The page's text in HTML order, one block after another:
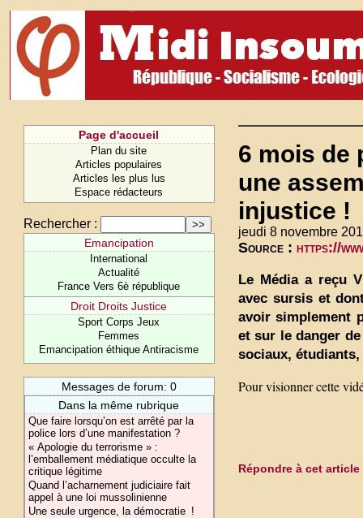
Page d'accueil
Plan du site
Articles populaires
Articles les plus lus
Espace rédacteurs
Rechercher :
Emancipation
International
Actualité
France Vers 6è république
Droit Droits Justice
Sport Corps Jeux
Femmes
Emancipation éthique Antiracisme
Messages de forum: 0
Dans la même rubrique
Que faire lorsqu’on est arrêté par la
police lors d’une manifestation ?
« Apologie du terrorisme » :
l’emballement médiatique occulte la
critique légitime
Quand l’acharnement judiciaire fait
appel à une loi mussolinienne
Une seule urgence, la démocratie !
6 mois de
une
injustice !
jeudi 8 novembre
Source : https://
Le Média a reçu
avec sursis et
avoir simplement
et sur le danger
sociaux,
Pour visionner cette
Répondre à cet article